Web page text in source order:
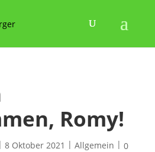
Romy!
| 8 Oktober 2021 | Allgemein | 0